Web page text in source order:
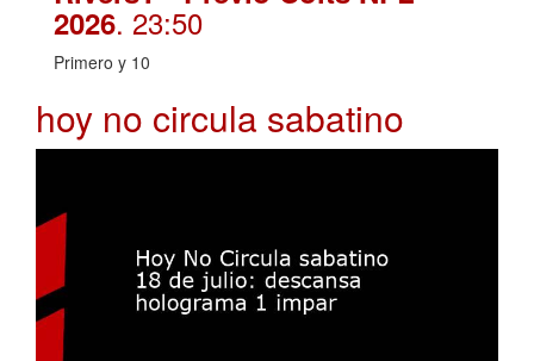
2026. 23:50
Primero y 10
hoy no circula sabatino